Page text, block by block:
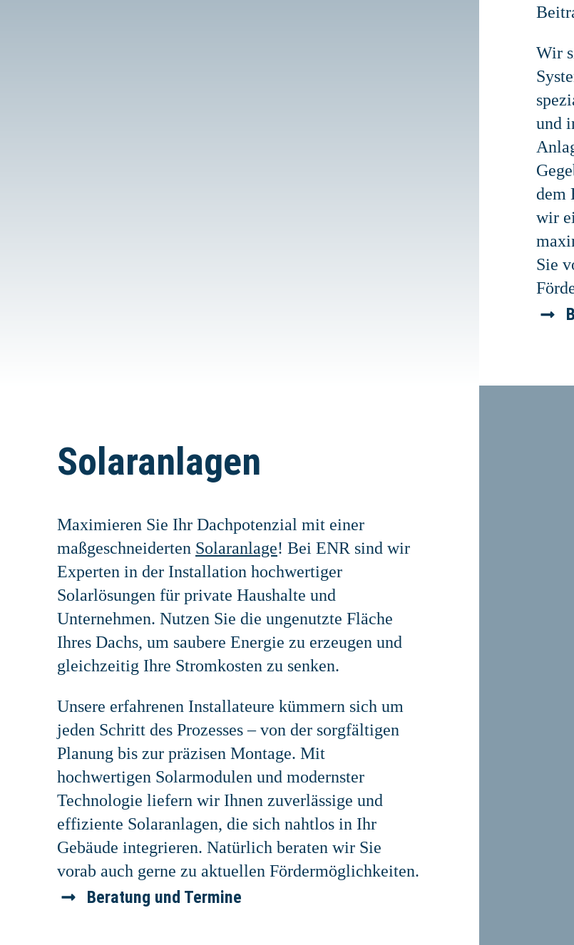
Wir
und
dem
wir
Sie
Solaranlagen
Maximieren Sie Ihr Dachpotenzial mit einer
maßgeschneiderten Solaranlage! Bei ENR sind wir
Experten in der Installation hochwertiger
Solarlösungen für private Haushalte und
Unternehmen. Nutzen Sie die ungenutzte Fläche
Ihres Dachs, um saubere Energie zu erzeugen und
gleichzeitig Ihre Stromkosten zu senken.
Unsere erfahrenen Installateure kümmern sich um
jeden Schritt des Prozesses – von der sorgfältigen
Planung bis zur präzisen Montage. Mit
hochwertigen Solarmodulen und modernster
Technologie liefern wir Ihnen zuverlässige und
effiziente Solaranlagen, die sich nahtlos in Ihr
Gebäude integrieren. Natürlich beraten wir Sie
vorab auch gerne zu aktuellen Fördermöglichkeiten.
Beratung und Termine